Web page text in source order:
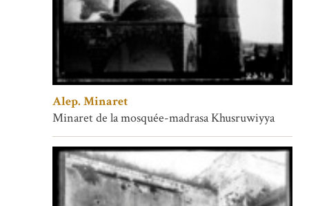
Alep. Minaret
Minaret de la mosquée-madrasa Khusruwiyya